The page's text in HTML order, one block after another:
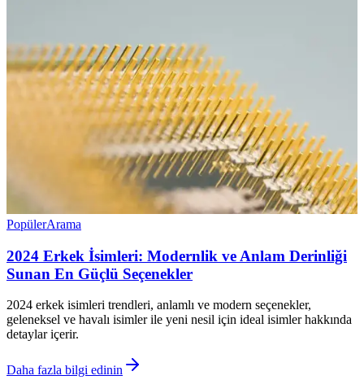
PopülerArama
2024 Erkek İsimleri: Modernlik ve Anlam Derinliği
Sunan En Güçlü Seçenekler
2024 erkek isimleri trendleri, anlamlı ve modern seçenekler,
geleneksel ve havalı isimler ile yeni nesil için ideal isimler hakkında
detaylar içerir.
Daha fazla bilgi edinin